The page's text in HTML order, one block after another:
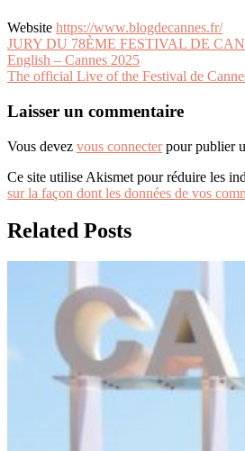
Website https://www.blogdecannes.fr/
Navigation
de
JURY DU 78ÈME FESTIVAL DE
English – Cannes 2025
The official Live of the Festival de
Laisser un commentaire
Vous devez vous connecterpour publier
Ce site utilise Akismet pour réduire les
sur la façon dont les données de vos
Related Posts